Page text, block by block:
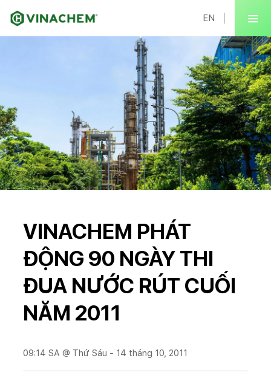
EN
VINACHEM PHÁT
ĐỘNG 90 NGÀY THI
ĐUA NƯỚC RÚT CUỐI
NĂM 2011
09:14 SA @ Thứ Sáu - 14 tháng 10, 2011